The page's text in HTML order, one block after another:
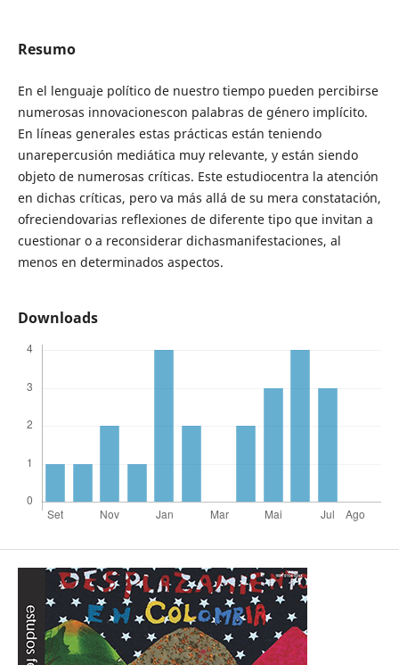
Resumo
En el lenguaje político de nuestro tiempo pueden percibirse
numerosas innovacionescon palabras de género implícito.
En líneas generales estas prácticas están teniendo
unarepercusión mediática muy relevante, y están siendo
objeto de numerosas críticas. Este estudiocentra la atención
en dichas críticas, pero va más allá de su mera constatación,
ofreciendovarias reflexiones de diferente tipo que invitan a
cuestionar o a reconsiderar dichasmanifestaciones, al
menos en determinados aspectos.
Downloads